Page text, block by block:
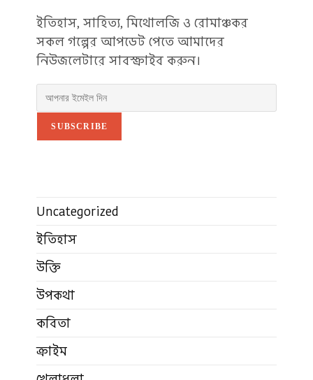
ইতিহাস, সাহিত্য, মিথোলজি ও রোমাঞ্চকর
সকল গল্পের আপডেট পেতে আমাদের
নিউজলেটারে সাবস্ক্রাইব করুন।
SUBSCRIBE
Uncategorized
ইতিহাস
উক্তি
উপকথা
কবিতা
ক্রাইম